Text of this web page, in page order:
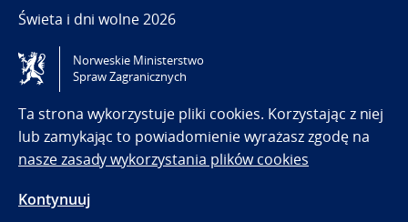
Święta i dni wolne 2026
Tilgjengelighetserklæring / Accessibility statement
(NO)
Norweskie Ministerstwo
Spraw Zagranicznych
Ta strona wykorzystuje pliki cookies. Korzystając z niej
lub zamykając to powiadomienie wyrażasz zgodę na
nasze zasady wykorzystania plików cookies
Kontynuuj